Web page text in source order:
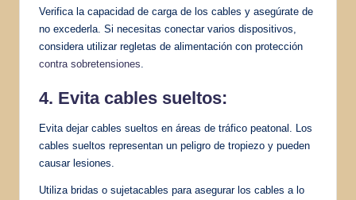
Verifica la capacidad de carga de los cables y asegúrate de
no excederla. Si necesitas conectar varios dispositivos,
considera utilizar regletas de alimentación con protección
contra sobretensiones
4. Evita cables sueltos:
Evita dejar cables sueltos en áreas de tráfico peatonal. Los
cables sueltos representan un peligro de tropiezo y pueden
causar lesiones.
Utiliza bridas o sujetacables para asegurar los cables a lo